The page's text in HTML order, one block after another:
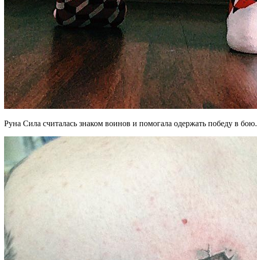
Руна Сила считалась знаком воинов и помогала одержать победу в бою.